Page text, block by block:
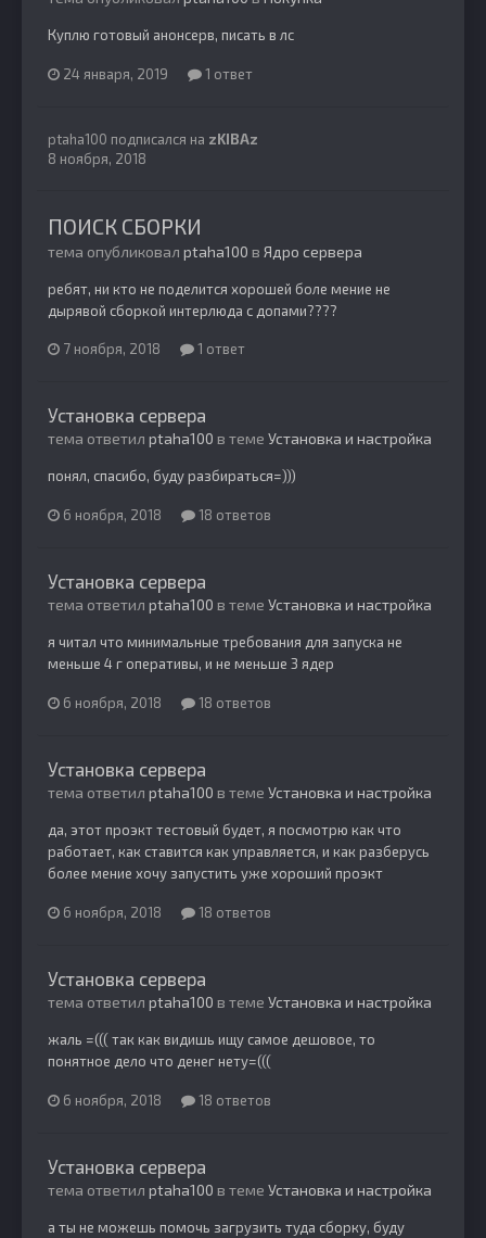
Куплю готовый анонсерв, писать в лс
24 января, 2019 1 ответ
ptaha100 подписался на zKIBAz
8 ноября, 2018
ПОИСК СБОРКИ
тема опубликовал ptaha100 в Ядро сервера
ребят, ни кто не поделится хорошей боле мение не
дырявой сборкой интерлюда с допами????
7 ноября, 2018 1 ответ
Установка сервера
тема ответил ptaha100 в теме Установка и настройка
понял, спасибо, буду разбираться=)))
6 ноября, 2018 18 ответов
Установка сервера
тема ответил ptaha100 в теме Установка и настройка
я читал что минимальные требования для запуска не
меньше 4 г оперативы, и не меньше 3 ядер
6 ноября, 2018 18 ответов
Установка сервера
тема ответил ptaha100 в теме Установка и настройка
да, этот проэкт тестовый будет, я посмотрю как что
работает, как ставится как управляется, и как разберусь
более мение хочу запустить уже хороший проэкт
6 ноября, 2018 18 ответов
Установка сервера
тема ответил ptaha100 в теме Установка и настройка
жаль =((( так как видишь ищу самое дешовое, то
понятное дело что денег нету=(((
6 ноября, 2018 18 ответов
Установка сервера
тема ответил ptaha100 в теме Установка и настройка
а ты не можешь помочь загрузить туда сборку, буду